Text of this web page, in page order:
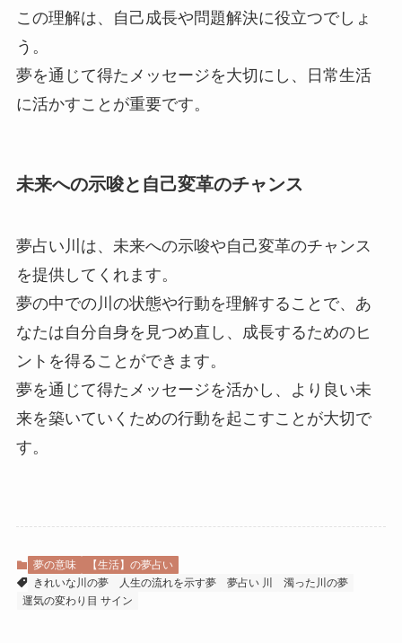
この理解は、自己成長や問題解決に役立つでしょ
う。
夢を通じて得たメッセージを大切にし、日常生活
に活かすことが重要です。
未来への示唆と自己変革のチャンス
夢占い川は、未来への示唆や自己変革のチャンス
を提供してくれます。
夢の中での川の状態や行動を理解することで、あ
なたは自分自身を見つめ直し、成長するためのヒ
ントを得ることができます。
夢を通じて得たメッセージを活かし、より良い未
来を築いていくための行動を起こすことが大切で
す。
夢の意味
【生活】の夢占い
きれいな川の夢
人生の流れを示す夢 夢占い 川
濁った川の夢
運気の変わり目 サイン